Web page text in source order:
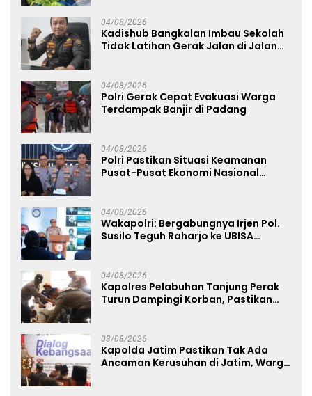
04/08/2026
Kadishub Bangkalan Imbau Sekolah
Tidak Latihan Gerak Jalan di Jalan
04/08/2026
Polri Gerak Cepat Evakuasi Warga
Terdampak Banjir di Padang
04/08/2026
Polri Pastikan Situasi Keamanan
Pusat-Pusat Ekonomi Nasional
04/08/2026
Wakapolri: Bergabungnya Irjen Pol.
Susilo Teguh Raharjo ke UBISA
04/08/2026
Kapolres Pelabuhan Tanjung Perak
Turun Dampingi Korban, Pastikan
03/08/2026
Kapolda Jatim Pastikan Tak Ada
Ancaman Kerusuhan di Jatim, Warga